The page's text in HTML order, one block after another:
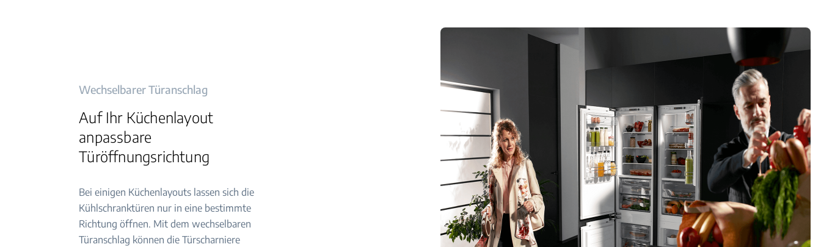
Wechselbarer Türanschlag
Auf Ihr Küchenlayout
anpassbare
Türöffnungsrichtung
Bei einigen Küchenlayouts lassen sich die
Kühlschranktüren nur in eine bestimmte
Richtung öffnen. Mit dem wechselbaren
Türanschlag können die Türscharniere